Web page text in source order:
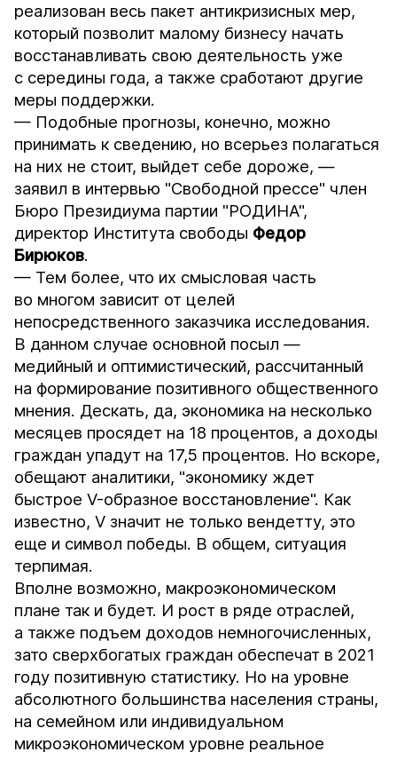
реализован весь пакет антикризисных мер,
который позволит малому бизнесу начать
восстанавливать свою деятельность уже
с середины года, а также сработают другие
меры поддержки.
— Подобные прогнозы, конечно, можно
принимать к сведению, но всерьез полагаться
на них не стоит, выйдет себе дороже, —
заявил в интервью "Свободной прессе" член
Бюро Президиума партии "РОДИНА",
директор Института свободы Федор
Бирюков.
— Тем более, что их смысловая часть
во многом зависит от целей
непосредственного заказчика исследования.
В данном случае основной посыл —
медийный и оптимистический, рассчитанный
на формирование позитивного общественного
мнения. Дескать, да, экономика на несколько
месяцев просядет на 18 процентов, а доходы
граждан упадут на 17,5 процентов. Но вскоре,
обещают аналитики, "экономику ждет
быстрое V-образное восстановление". Как
известно, V значит не только вендетту, это
еще и символ победы. В общем, ситуация
терпимая.
Вполне возможно, макроэкономическом
плане так и будет. И рост в ряде отраслей,
а также подъем доходов немногочисленных,
зато сверхбогатых граждан обеспечат в 2021
году позитивную статистику. Но на уровне
абсолютного большинства населения страны,
на семейном или индивидуальном
микроэкономическом уровне реальное